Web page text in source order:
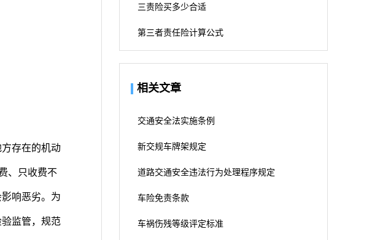
存在的机动
、只收费不
响恶劣。为
监管，规范
三责险买多少合适
第三者责任险计算公式
相关文章
交通安全法实施条例
新交规车牌架规定
道路交通安全违法行为处理程序规定
车险免责条款
车祸伤残等级评定标准